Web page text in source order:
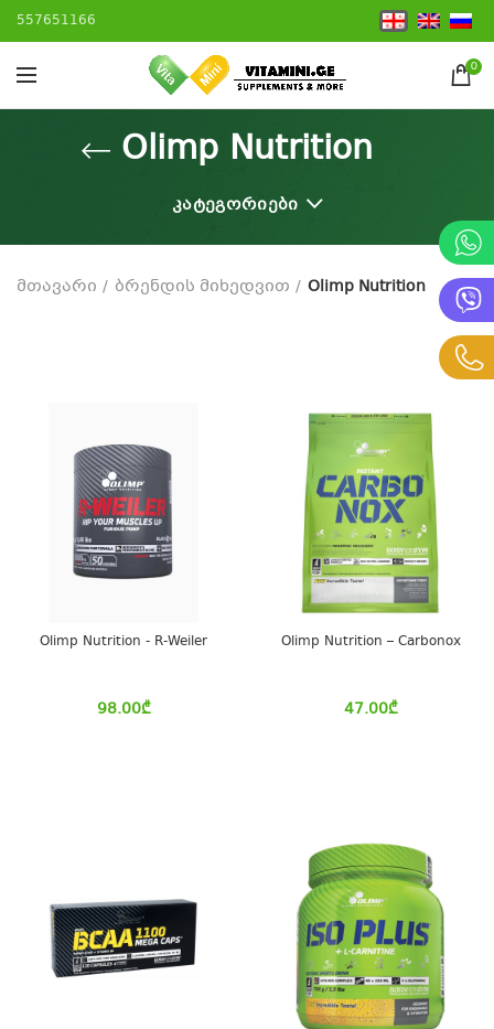
557651166
0
Olimp Nutrition
ᲙᲐᲢᲔᲒᲝᲠᲘᲔᲑᲘ
მთავარი ბრენდის მიხედვით Olimp Nutrition
Olimp Nutrition - R-Weiler
98.00₾
Olimp Nutrition – Carbonox
47.00₾